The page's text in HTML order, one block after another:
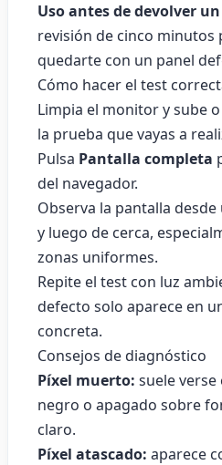
Uso antes de devolver
revisión de cinco minutos
quedarte con un panel
Cómo hacer el test
Limpia el monitor y sube
la prueba que vayas a
Pulsa Pantalla completa
del navegador.
Observa la pantalla
y luego de cerca,
zonas uniformes.
Repite el test con luz
defecto solo aparece en
concreta.
Consejos de diagnóstico
Píxel muerto: suele
negro o apagado sobre
claro.
Píxel atascado: aparece